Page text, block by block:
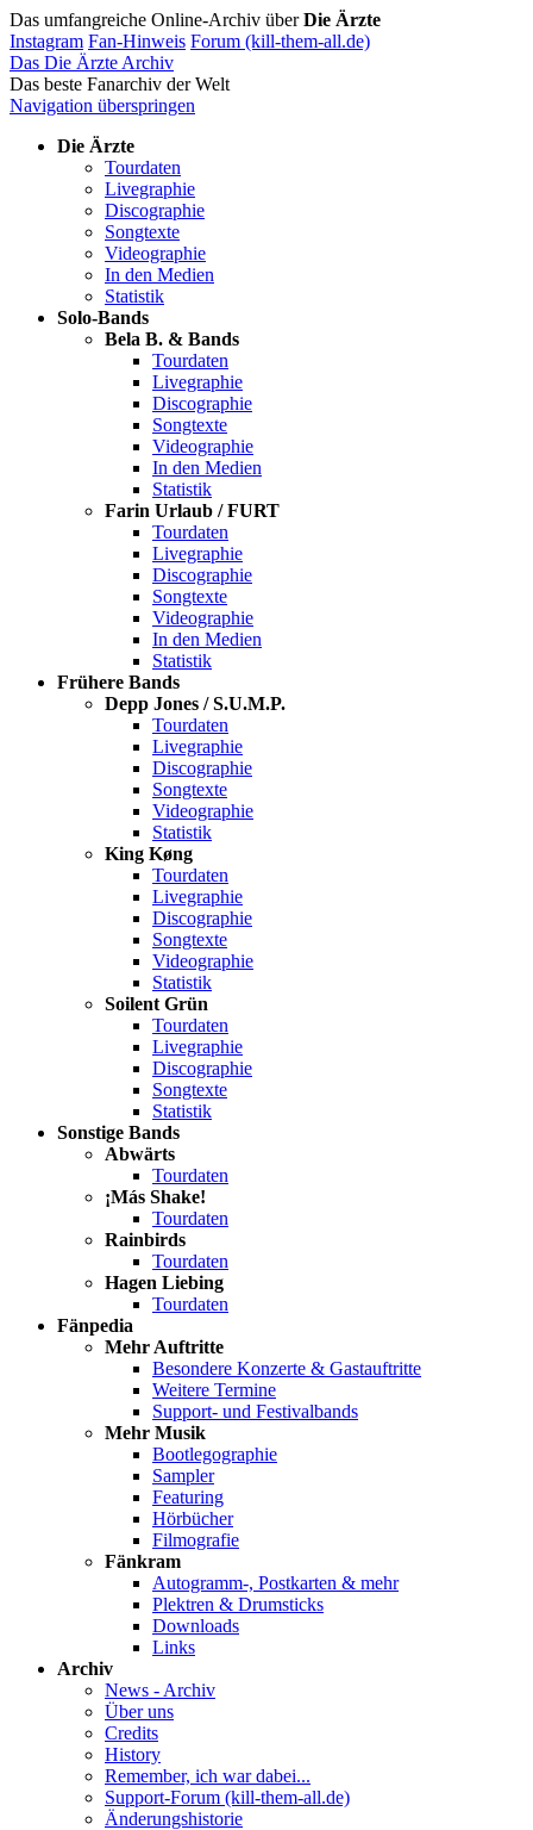
Das umfangreiche Online-Archiv überDie Ärzte
Instagram Fan-Hinweis Forum (kill-them-all.de)
Das Die Ärzte Archiv
Das beste Fanarchiv der Welt
Navigation überspringen
Die Ärzte
Tourdaten
Livegraphie
Discographie
Songtexte
Videographie
In den Medien
Statistik
Solo-Bands
Bela B. & Bands
Tourdaten
Livegraphie
Discographie
Songtexte
Videographie
In den Medien
Statistik
Farin Urlaub / FURT
Tourdaten
Livegraphie
Discographie
Songtexte
Videographie
In den Medien
Statistik
Frühere Bands
Depp Jones / S.U.M.P.
Tourdaten
Livegraphie
Discographie
Songtexte
Videographie
Statistik
King Køng
Tourdaten
Livegraphie
Discographie
Songtexte
Videographie
Statistik
Soilent Grün
Tourdaten
Livegraphie
Discographie
Songtexte
Statistik
Sonstige Bands
Abwärts
Tourdaten
¡Más Shake!
Tourdaten
Rainbirds
Tourdaten
Hagen Liebing
Tourdaten
Fänpedia
Mehr Auftritte
Besondere Konzerte & Gastauftritte
Weitere Termine
Support- und Festivalbands
Mehr Musik
Bootlegographie
Sampler
Featuring
Hörbücher
Filmografie
Fänkram
Autogramm-, Postkarten & mehr
Plektren & Drumsticks
Downloads
Links
Archiv
News - Archiv
Über uns
Credits
History
Remember, ich war dabei...
Support-Forum (kill-them-all.de)
Änderungshistorie